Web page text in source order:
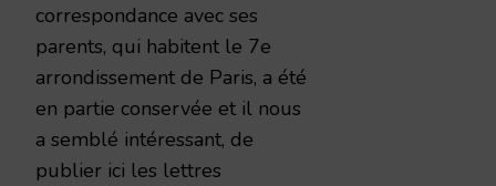
correspondance avec ses
parents, qui habitent le 7e
arrondissement de Paris, a été
en partie conservée et il nous
a semblé intéressant, de
publier ici les lettres